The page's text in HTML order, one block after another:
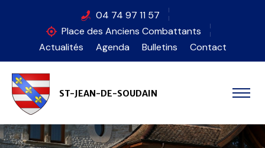
04 74 97 11 57
Place des Anciens Combattants
Actualités
Agenda Bulletins Contact
ST-JEAN-DE-SOUDAIN